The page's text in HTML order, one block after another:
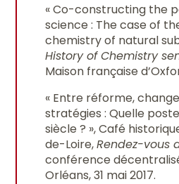
« Co-constructing the
science : The case of
chemistry of natural
History of Chemistry
Maison française
« Entre réforme,
stratégies : Quelle
siècle ? », Café
de-Loire,Rendez-vous
conférence
Orléans, 31 mai 2017.